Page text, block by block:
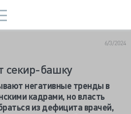
6/3/2024
секир-башку
негативные тренды в
кадрами, но власть
из дефицита врачей,